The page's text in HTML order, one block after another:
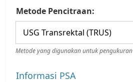
Metode Pencitraan:
Metode yang digunakan untuk pengukuran
Informasi PSA